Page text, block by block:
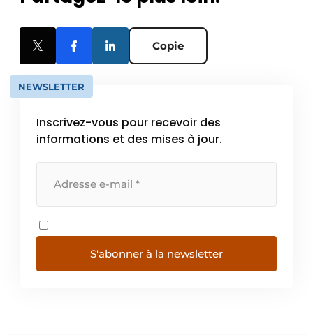
Copie
NEWSLETTER
Inscrivez-vous pour recevoir des
informations et des mises à jour.
S'abonner à la newsletter